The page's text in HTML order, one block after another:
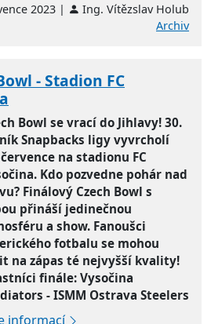
2023 |
Ing. Vítězslav Holub
Archiv
- Stadion FC
Bowl se vrací do Jihlavy! 30.
Snapbacks ligy vyvrcholí
na stadionu FC
Kdo pozvedne pohár nad
Finálový Czech Bowl s
přináší jedinečnou
a show. Fanoušci
fotbalu se mohou
na zápas té nejvyšší kvality!
finále: Vysočina
- ISMM Ostrava Steelers
informací